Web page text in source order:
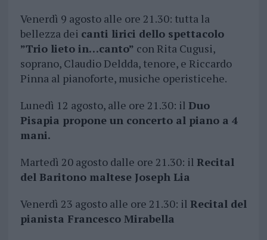
Venerdì 9 agosto alle ore 21.30: tutta la
bellezza dei canti lirici dello spettacolo
”Trio lieto in…canto” con Rita Cugusi,
soprano, Claudio Deldda, tenore, e Riccardo
Pinna al pianoforte, musiche operisticehe.
Lunedì 12 agosto, alle ore 21.30: il Duo
Pisapia propone un concerto al piano a 4
mani.
Martedì 20 agosto dalle ore 21.30: il Recital
del Baritono maltese Joseph Lia
Venerdì 23 agosto alle ore 21.30: il Recital del
pianista Francesco Mirabella